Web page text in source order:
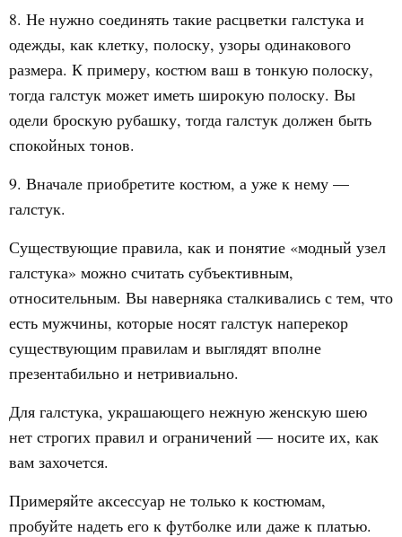
8. Не нужно соединять такие расцветки галстука и
одежды, как клетку, полоску, узоры одинакового
размера. К примеру, костюм ваш в тонкую полоску,
тогда галстук может иметь широкую полоску. Вы
одели броскую рубашку, тогда галстук должен быть
спокойных тонов.
9. Вначале приобретите костюм, а уже к нему —
галстук.
Существующие правила, как и понятие «модный узел
галстука» можно считать субъективным,
относительным. Вы наверняка сталкивались с тем, что
есть мужчины, которые носят галстук наперекор
существующим правилам и выглядят вполне
презентабильно и нетривиально.
Для галстука, украшающего нежную женскую шею
нет строгих правил и ограничений — носите их, как
вам захочется.
Примеряйте аксессуар не только к костюмам,
пробуйте надеть его к футболке или даже к платью.